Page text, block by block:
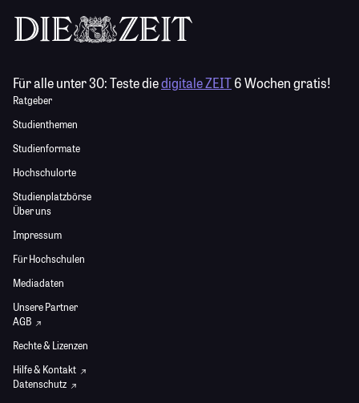
Für alle unter 30:Teste diedigitale ZEIT6 Wochen gratis!
Ratgeber
Studienthemen
Studienformate
Hochschulorte
Studienplatzbörse
Über uns
Impressum
Für Hochschulen
Mediadaten
Unsere Partner
AGB
Rechte & Lizenzen
Hilfe & Kontakt
Datenschutz